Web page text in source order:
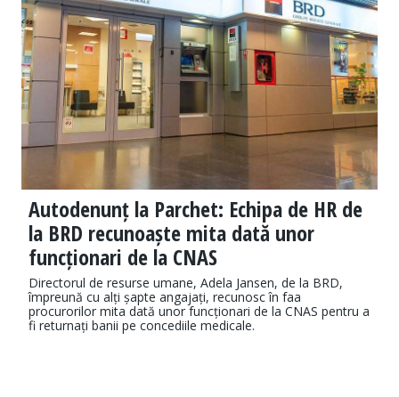
Autodenunț la Parchet: Echipa de HR de
la BRD recunoaște mita dată unor
funcționari de la CNAS
Directorul de resurse umane, Adela Jansen, de la BRD,
împreună cu alți șapte angajați, recunosc în faa
procurorilor mita dată unor funcționari de la CNAS pentru a
fi returnați banii pe concediile medicale.